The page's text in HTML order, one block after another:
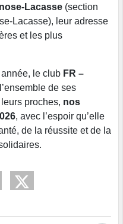
Lacasse (section
Lacasse), leur adresse
et les plus
le club FR –
de ses
proches, nos
, avec l’espoir qu’elle
de la réussite et de la